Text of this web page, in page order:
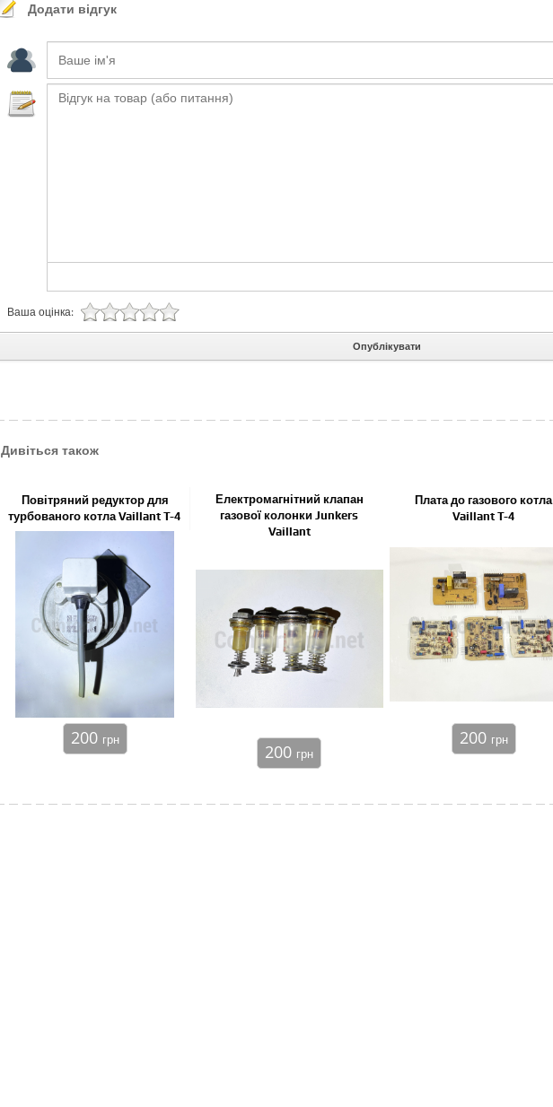
Додати відгук
Ваша оцінка:
Опублікувати
Дивіться також
Повітряний редуктор для
турбованого котла Vaillant T-4
200 грн
Електромагнітний клапан
газової колонки Junkers
Vaillant
200 грн
Плата до газового котла
Vaillant T-4
200 грн